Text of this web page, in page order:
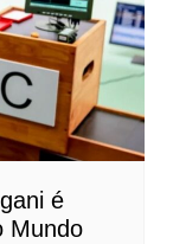
é
Mundo